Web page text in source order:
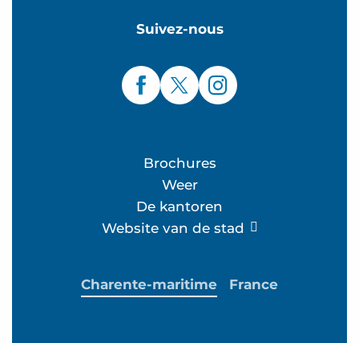
Suivez-nous
Brochures
Weer
De kantoren
Website van de stad
Charente-maritime France